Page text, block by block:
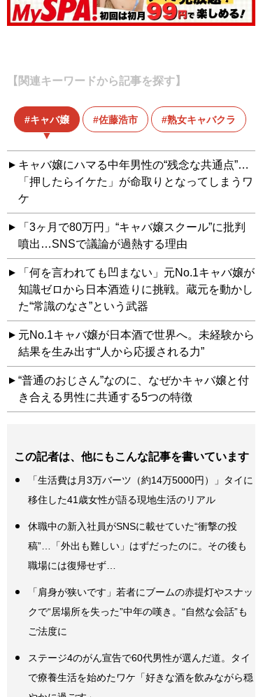
【関連キーワードから記事を探す】
キャバ嬢 佐藤浩市 熟女キャバクラ
キャバ嬢にハマる中年男性の“残念な共通点”…
「押したらイケた」が命取りとなってしまうワ
ケ
「3ヶ月で80万円」“キャバ嬢スクール”に批判
噴出…SNSで議論が過熱する理由
「何を言われても凹まない」元No.1キャバ嬢が
知識ゼロから日本酒造りに挑戦。蔵元を動かし
た“常識のなさ”という武器
元No.1キャバ嬢が日本酒で世界へ。未経験から
結果を生み出す“人から応援される力”
“普通のおじさん”なのに、なぜかキャバ嬢と付
き合える男性に共通する5つの特徴
この記者は、他にもこんな記事を書いています
「生活費は月3万バーツ（約14万5000円）」タイに
移住した41歳女性が語る現地生活のリアル
休職中の新入社員がSNSに載せていた“衝撃の投
稿”…「外出も難しい」はずだったのに。その後も
職場には復帰せず…
「肩身が狭いです」若者にブームの赤提灯やスナッ
クで“居場所を失った”中年の嘆き。“自然な会話”も
ご法度に
ステージ4のがん宣告で60代男性が選んだ道。タイ
で療養生活を始めたワケ「好きな酒を飲みながら穏